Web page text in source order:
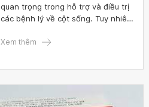
quan trọng trong hỗ trợ và điều trị
các bệnh lý về cột sống. Tuy nhiên,
đai lưng cột sống để có thể áp
Xem thêm